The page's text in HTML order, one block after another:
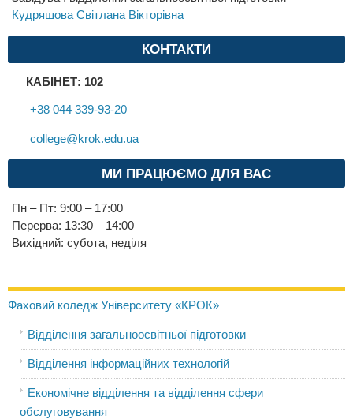
Кудряшова Світлана Вікторівна
КОНТАКТИ
КАБІНЕТ: 102
+38 044 339-93-20
college@krok.edu.ua
МИ ПРАЦЮЄМО ДЛЯ ВАС
Пн – Пт: 9:00 – 17:00
Перерва: 13:30 – 14:00
Вихідний: субота, неділя
Фаховий коледж Університету «КРОК»
Відділення загальноосвітньої підготовки
Відділення інформаційних технологій
Економічне відділення та відділення сфери
обслуговування